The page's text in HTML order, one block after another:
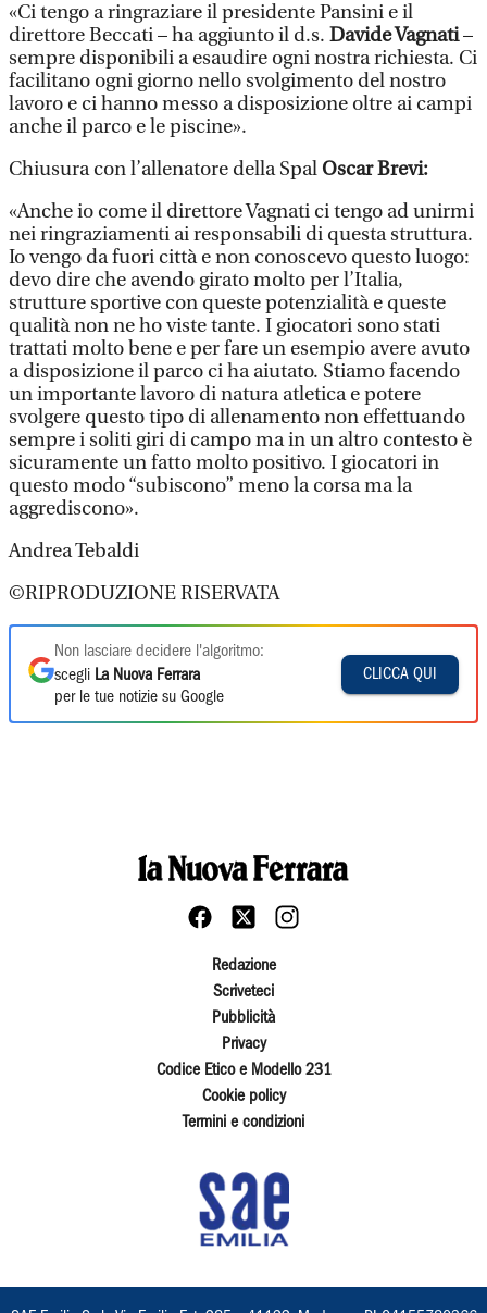
«Ci tengo a ringraziare il presidente Pansini e il
direttore Beccati – ha aggiunto il d.s. Davide Vagnati–
sempre disponibili a esaudire ogni nostra richiesta. Ci
facilitano ogni giorno nello svolgimento del nostro
lavoro e ci hanno messo a disposizione oltre ai campi
anche il parco e le piscine».
Chiusura con l’allenatore della Spal Oscar Brevi:
«Anche io come il direttore Vagnati ci tengo ad unirmi
nei ringraziamenti ai responsabili di questa struttura.
Io vengo da fuori città e non conoscevo questo luogo:
devo dire che avendo girato molto per l’Italia,
strutture sportive con queste potenzialità e queste
qualità non ne ho viste tante. I giocatori sono stati
trattati molto bene e per fare un esempio avere avuto
a disposizione il parco ci ha aiutato. Stiamo facendo
un importante lavoro di natura atletica e potere
svolgere questo tipo di allenamento non effettuando
sempre i soliti giri di campo ma in un altro contesto è
sicuramente un fatto molto positivo. I giocatori in
questo modo “subiscono” meno la corsa ma la
aggrediscono».
Andrea Tebaldi
©RIPRODUZIONE RISERVATA
Non lasciare decidere l'algoritmo:
scegli La Nuova Ferrara
per le tue notizie su Google
CLICCA QUI
Redazione
Scriveteci
Pubblicità
Privacy
Codice Etico e Modello 231
Cookie policy
Termini e condizioni